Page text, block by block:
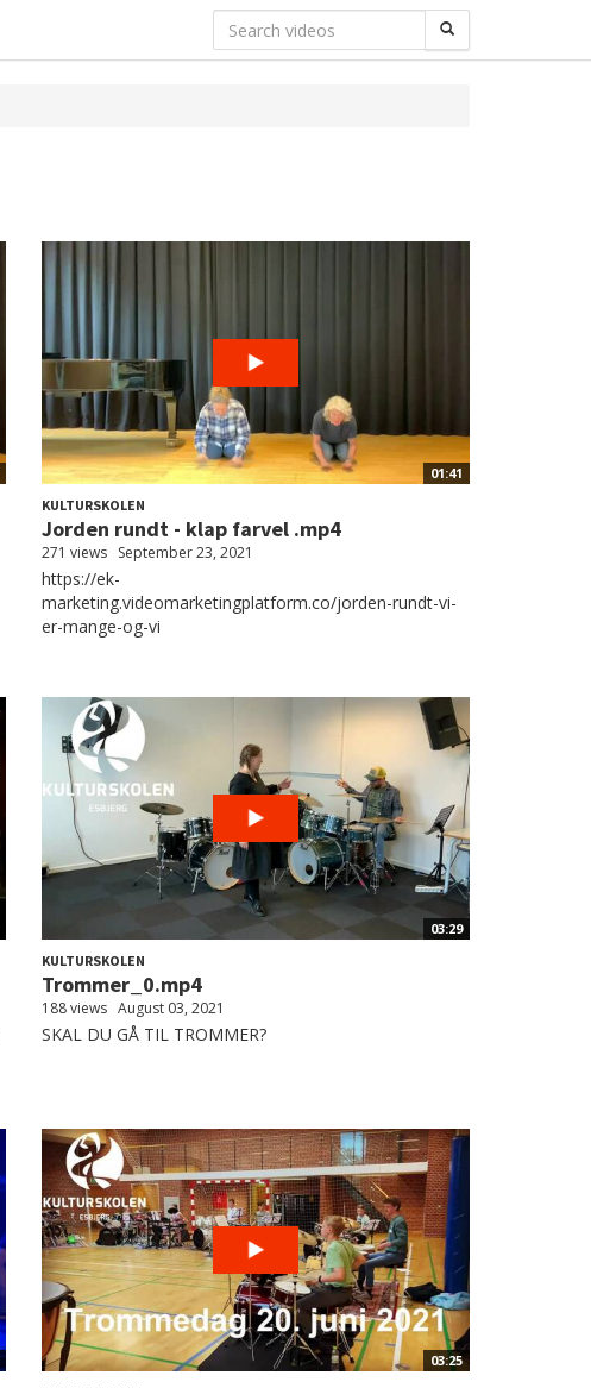
01:41
KULTURSKOLEN
Jorden rundt - klap farvel .mp4
271 views September 23, 2021
https://ek-
marketing.videomarketingplatform.co/jorden-rundt-vi-
er-mange-og-vi
03:29
KULTURSKOLEN
Trommer_0.mp4
188 views August 03, 2021
SKAL DU GÅ TIL TROMMER?
03:25